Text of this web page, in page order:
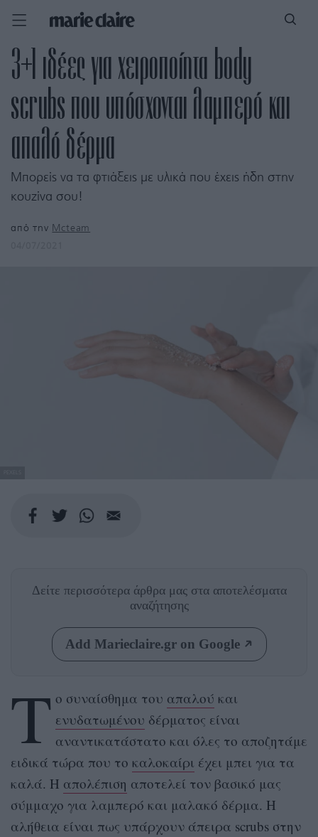
3+1 ιδέες για χειροποίητα body
scrubs που υπόσχονται λαμπερό και
απαλό δέρμα
Μπορείς να τα φτιάξεις με υλικά που έχεις ήδη στην
κουζίνα σου!
από την Mcteam
Δείτε περισσότερα άρθρα μας στα αποτελέσματα
αναζήτησης
Add Marieclaire.gr on Google
Τ ο συναίσθημα του απαλού και
ενυδατωμένου δέρματος είναι
αναντικατάστατο και όλες το αποζητάμε
ειδικά τώρα που το καλοκαίρι έχει μπει για τα
καλά. Η απολέπιση αποτελεί τον βασικό μας
σύμμαχο για λαμπερό και μαλακό δέρμα. Η
αλήθεια είναι πως υπάρχουν άπειρα scrubs στην